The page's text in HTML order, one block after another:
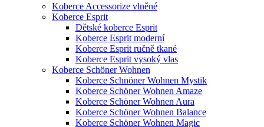
Koberce Accessorize vlněné
Koberce Esprit
Dětské koberce Esprit
Koberce Esprit moderní
Koberce Esprit ručně tkané
Koberce Esprit vysoký vlas
Koberce Schöner Wohnen
Koberce Schnöner Wohnen Mystik
Koberce Schöner Wohnen Amaze
Koberce Schöner Wohnen Aura
Koberce Schöner Wohnen Balance
Koberce Schöner Wohnen Magic